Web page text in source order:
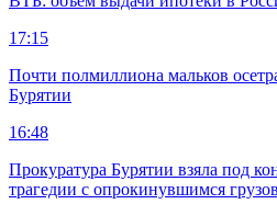
17:15
Почти полмиллиона мальков
Бурятии
16:48
Прокуратура Бурятии взяла под
трагедии с опрокинувшимся